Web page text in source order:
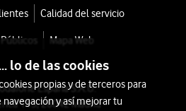
Calidad del servicio
Mapa Web
España S.A.U.
115, 28042 Madrid
lo de las cookies
propias y de terceros para
y así mejorar tu